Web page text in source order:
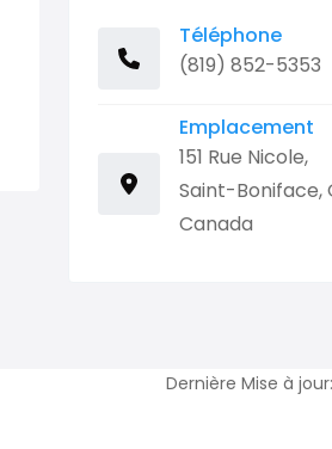
Téléphone
(819) 852-5353
Emplacement
151 Rue Nicole,
Saint-Boniface,
Canada
Dernière Mise à